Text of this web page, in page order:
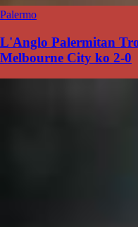
Palermo
L'Anglo Palermitan
Melbourne City ko 2-0